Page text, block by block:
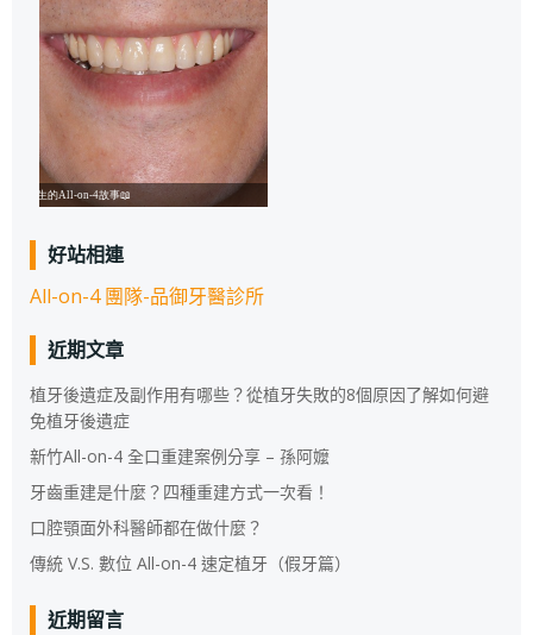
好站相連
All-on-4 團隊-品御牙醫診所
近期文章
植牙後遺症及副作用有哪些？從植牙失敗的8個原因了解如何避
免植牙後遺症
新竹All-on-4 全口重建案例分享 – 孫阿嬤
牙齒重建是什麼？四種重建方式一次看！
口腔顎面外科醫師都在做什麼？
傳統 V.S. 數位 All-on-4 速定植牙（假牙篇）
近期留言